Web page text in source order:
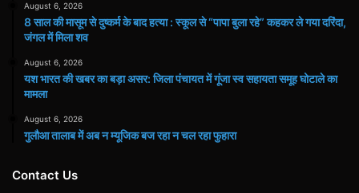
August 6, 2026
8 साल की मासूम से दुष्कर्म के बाद हत्या : स्कूल से “पापा बुला रहे” कहकर ले गया दरिंदा,
जंगल में मिला शव
August 6, 2026
यश भारत की खबर का बड़ा असर: जिला पंचायत में गूंजा स्व सहायता समूह घोटाले का
मामला
August 6, 2026
गुलौआ तालाब में अब न म्यूजिक बज रहा न चल रहा फुहारा
Contact Us